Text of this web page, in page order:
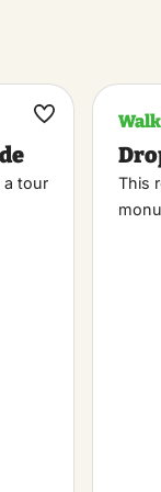
a tour
Maak
This